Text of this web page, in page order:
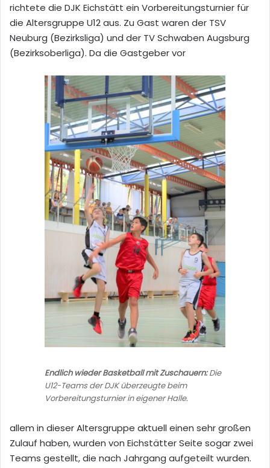
richtete die DJK Eichstätt ein Vorbereitungsturnier für
die Altersgruppe U12 aus. Zu Gast waren der TSV
Neuburg (Bezirksliga) und der TV Schwaben Augsburg
(Bezirksoberliga). Da die Gastgeber vor
Endlich wieder Basketball mit Zuschauern:Die
U12-Teams der DJK überzeugte beim
Vorbereitungsturnier in eigener Halle.
allem in dieser Altersgruppe aktuell einen sehr großen
Zulauf haben, wurden von Eichstätter Seite sogar zwei
Teams gestellt, die nach Jahrgang aufgeteilt wurden.